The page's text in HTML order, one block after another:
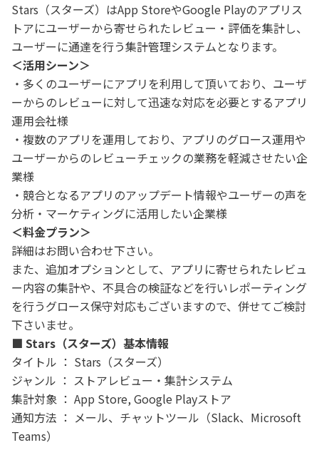
Stars（スターズ）はApp StoreやGoogle Playのアプリス
トアにユーザーから寄せられたレビュー・評価を集計し、
ユーザーに通達を行う集計管理システムとなります。
＜活用シーン＞
・多くのユーザーにアプリを利用して頂いており、ユーザ
ーからのレビューに対して迅速な対応を必要とするアプリ
運用会社様
・複数のアプリを運用しており、アプリのグロース運用や
ユーザーからのレビューチェックの業務を軽減させたい企
業様
・競合となるアプリのアップデート情報やユーザーの声を
分析・マーケティングに活用したい企業様
＜料金プラン＞
詳細はお問い合わせ下さい。
また、追加オプションとして、アプリに寄せられたレビュ
ー内容の集計や、不具合の検証などを行いレポーティング
を行うグロース保守対応もございますので、併せてご検討
下さいませ。
■ Stars（スターズ）基本情報
タイトル ： Stars（スターズ）
ジャンル ： ストアレビュー・集計システム
集計対象 ： App Store, Google Playストア
通知方法 ： メール、チャットツール（Slack、Microsoft
Teams）